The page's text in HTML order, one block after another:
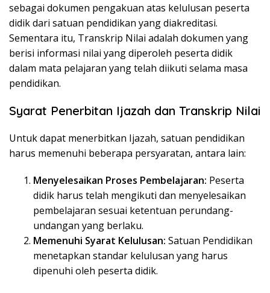
sebagai dokumen pengakuan atas kelulusan peserta
didik dari satuan pendidikan yang diakreditasi.
Sementara itu, Transkrip Nilai adalah dokumen yang
berisi informasi nilai yang diperoleh peserta didik
dalam mata pelajaran yang telah diikuti selama masa
pendidikan.
Syarat Penerbitan Ijazah dan Transkrip Nilai
Untuk dapat menerbitkan Ijazah, satuan pendidikan
harus memenuhi beberapa persyaratan, antara lain:
Menyelesaikan Proses Pembelajaran: Peserta
didik harus telah mengikuti dan menyelesaikan
pembelajaran sesuai ketentuan perundang-
undangan yang berlaku.
Memenuhi Syarat Kelulusan: Satuan Pendidikan
menetapkan standar kelulusan yang harus
dipenuhi oleh peserta didik.